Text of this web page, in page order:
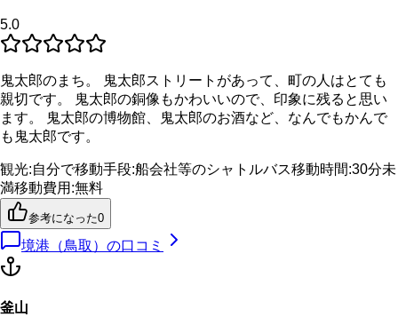
5.0
鬼太郎のまち。 鬼太郎ストリートがあって、町の人はとても
親切です。 鬼太郎の銅像もかわいいので、印象に残ると思い
ます。 鬼太郎の博物館、鬼太郎のお酒など、なんでもかんで
も鬼太郎です。
観光:自分で移動手段:船会社等のシャトルバス移動時間:30分未
満移動費用 :無料
参考になった0
境港（鳥取） の口コミ
釜山